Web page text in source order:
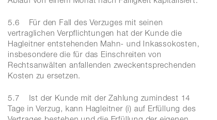
5.6 Für den Fall des Verzuges mit seinen
vertraglichen Verpflichtungen hat der Kunde die
Hagleitner entstehenden Mahn- und Inkassokosten,
insbesondere die für das Einschreiten von
Rechtsanwälten anfallenden zweckentsprechenden
Kosten zu ersetzen.
5.7 Ist der Kunde mit der Zahlung zumindest 14
Tage in Verzug, kann Hagleitner (i) auf Erfüllung des